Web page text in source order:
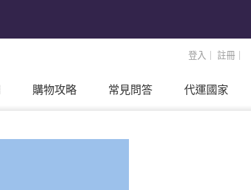
登入 註冊
代運國家
常見問答
購物攻略